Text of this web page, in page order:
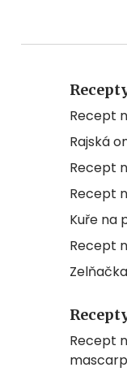
Recept
Rajská
Recept
Recept
Kuře na
Recept
Zelňačka
Recept